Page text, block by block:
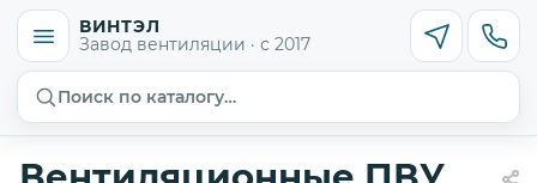
ВИНТЭЛ
Завод вентиляции · с 2017
Поиск по каталогу…